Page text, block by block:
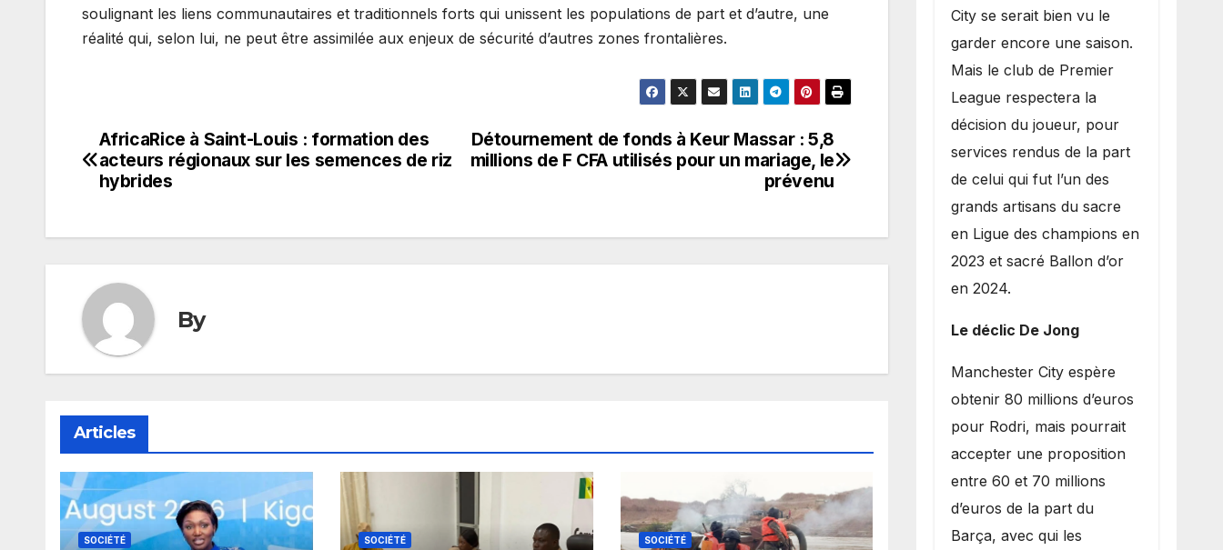
soulignant les liens communautaires et traditionnels forts qui unissent les populations de part et d’autre, une
réalité qui, selon lui, ne peut être assimilée aux enjeux de sécurité d’autres zones frontalières.
Navigation
de
Détournement de fonds à Keur Massar : 5,8
millions de F CFA utilisés pour un mariage, le
prévenu
AfricaRice à Saint-Louis : formation des
acteurs régionaux sur les semences de riz
hybrides
By
Articles
SOCIÉTÉ SOCIÉTÉ SOCIÉTÉ
City se serait bien vu le
garder encore une saison.
Mais le club de Premier
League respectera la
décision du joueur, pour
services rendus de la part
de celui qui fut l’un des
grands artisans du sacre
en Ligue des champions en
2023 et sacré Ballon d’or
en 2024.
Le déclic De Jong
​Manchester City espère
obtenir 80 millions d’euros
pour Rodri, mais pourrait
accepter une proposition
entre 60 et 70 millions
d’euros de la part du
Barça, avec qui les